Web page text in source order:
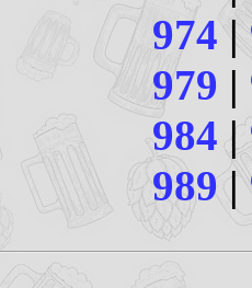
974|
979 |
984 |
989|